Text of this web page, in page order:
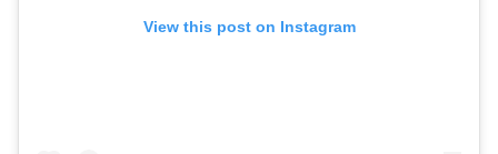
View this post on Instagram